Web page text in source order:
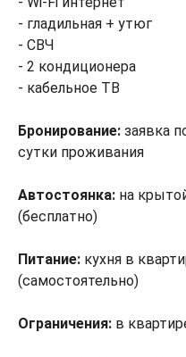
- гладильная + утюг
- СВЧ
- 2 кондиционера
- кабельное ТВ
Бронирование: заявка
сутки проживания
Автостоянка: на
(бесплатно)
Питание: кухня в
(самостоятельно)
Ограничения: в